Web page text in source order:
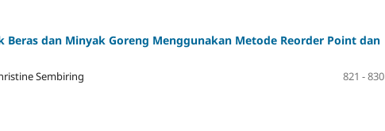
Beras dan Minyak Goreng Menggunakan Metode Reorder Point dan
Sembiring
821 - 830